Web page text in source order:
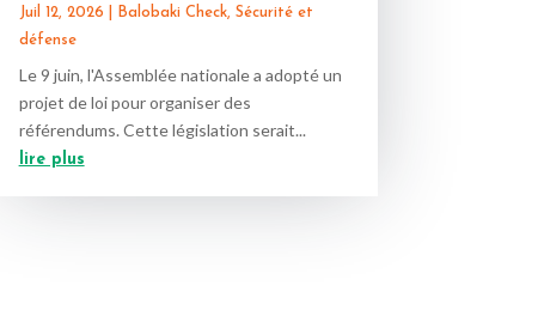
Juil 12, 2026 Balobaki Check, Sécurité et
défense
Le 9 juin, l'Assemblée nationale a adopté un
projet de loi pour organiser des
référendums. Cette législation serait...
lire plus